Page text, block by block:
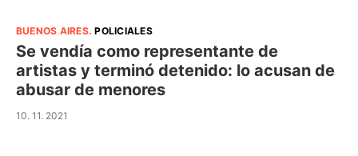
BUENOS AIRES.POLICIALES
Se vendía como representante de
artistas y terminó detenido: lo acusan de
abusar de menores
10. 11. 2021